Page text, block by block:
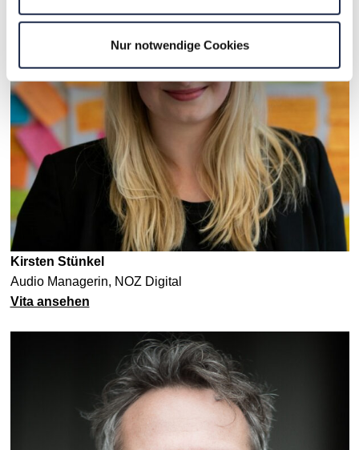
Nur notwendige Cookies
Kirsten Stünkel
Audio Managerin, NOZ Digital
Vita ansehen